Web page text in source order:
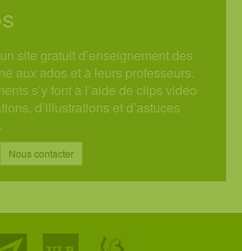
site gratuit d’enseignement des
aux ados et à leurs professeurs.
s’y font à l’aide de clips vidéo
d’illustrations et d’astuces
Nous contacter
Partenaires